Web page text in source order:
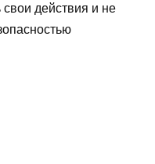
свои действия и не